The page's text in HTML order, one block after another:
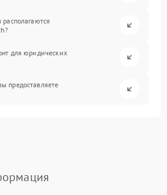
для юридических
предоставляете